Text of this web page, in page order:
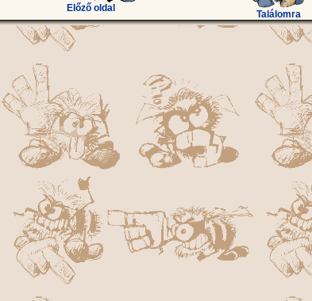
Előző oldal
Találomra